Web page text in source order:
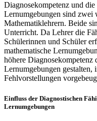
Diagnosekompetenz und
Lernumgebungen sind zwei
Mathematiklehrern. Beide
Unterricht. Da Lehrer die
Schülerinnen und Schüler
mathematische
höhere Diagnosekompetenz
Lernumgebungen gestalten,
Fehlvorstellungen
Einfluss der Diagnostischen
Lernumgebungen